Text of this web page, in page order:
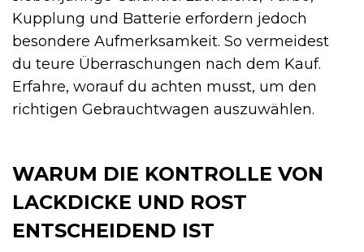
Kupplung und Batterie erfordern jedoch
besondere Aufmerksamkeit. So vermeidest
du teure Überraschungen nach dem Kauf.
Erfahre, worauf du achten musst, um den
richtigen Gebrauchtwagen auszuwählen.
WARUM DIE KONTROLLE VON
LACKDICKE UND ROST
ENTSCHEIDEND IST